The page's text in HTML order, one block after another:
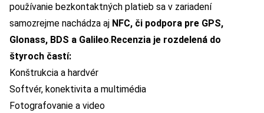
používanie bezkontaktných platieb sa v zariadení
samozrejme nachádza aj NFC, či podpora pre GPS,
Glonass, BDS a Galileo.Recenzia je rozdelená do
štyroch častí:
Konštrukcia a hardvér
Softvér, konektivita a multimédia
Fotografovanie a video